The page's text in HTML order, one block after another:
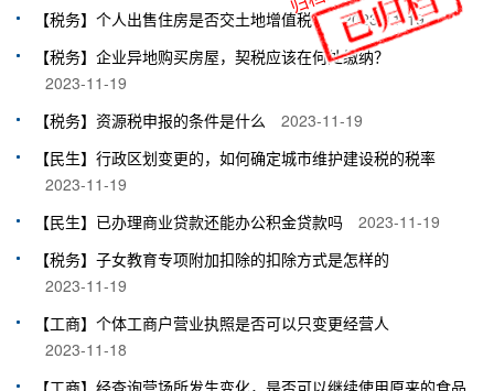
【税务】个人出售住房是否交土地增值税？
2023-11-19
【税务】企业异地购买房屋，契税应该在何处缴纳？
2023-11-19
【税务】资源税申报的条件是什么
2023-11-19
【民生】行政区划变更的，如何确定城市维护建设税的税率
2023-11-19
【民生】已办理商业贷款还能办公积金贷款吗
2023-11-19
【税务】子女教育专项附加扣除的扣除方式是怎样的
2023-11-19
【工商】个体工商户营业执照是否可以只变更经营人
2023-11-18
【工商】经查询营场所发生变化，是否可以继续使用原来的食品